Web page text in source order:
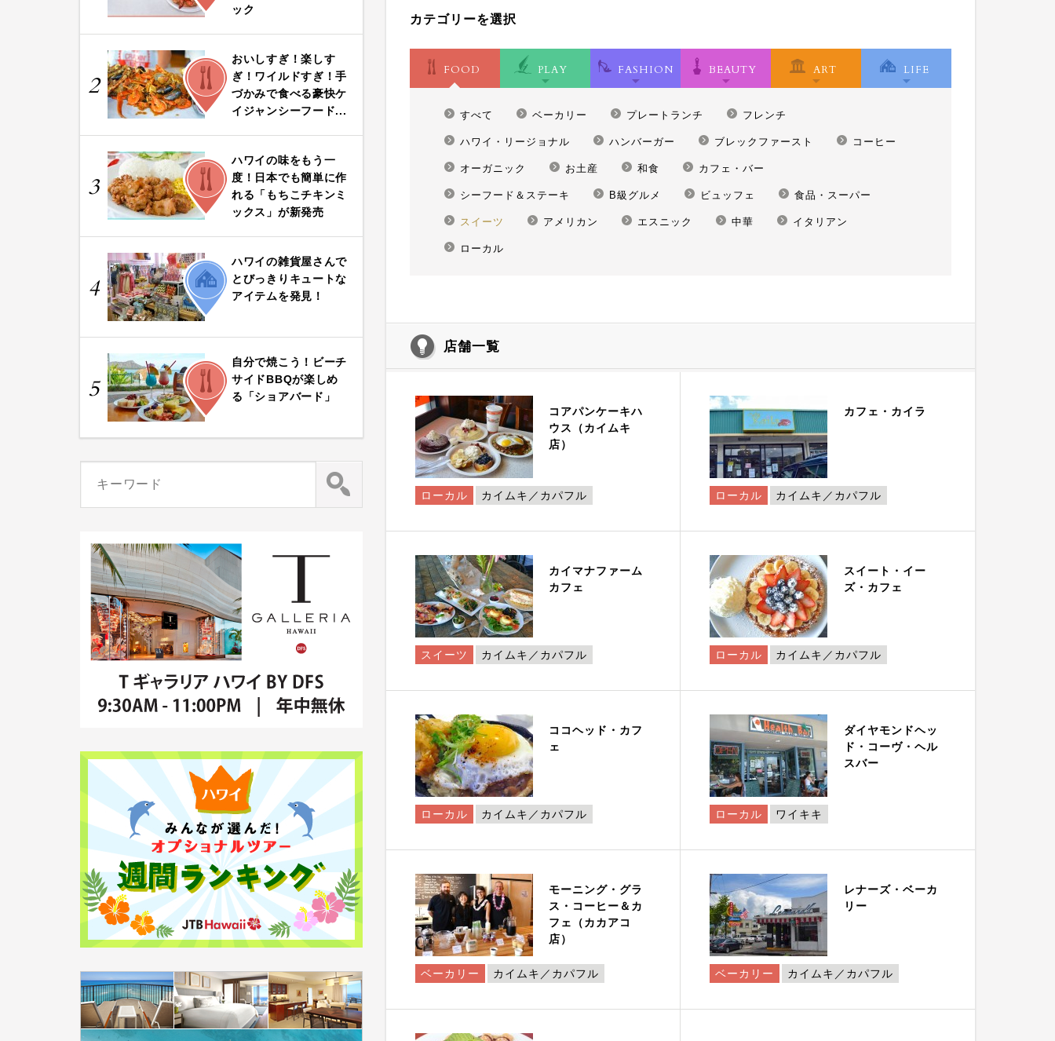
カテゴリーを選択
FOOD PLAY FASHION BEAUTY ART LIFE
すべて ベーカリー プレートランチ フレンチ
ハワイ・リージョナル ハンバーガー ブレックファースト コーヒー
オーガニック お土産 和食 カフェ・バー
シーフード＆ステーキ B級グルメ ビュッフェ 食品・スーパー
スイーツ アメリカン エスニック 中華 イタリアン
ローカル
店舗一覧
コアパンケーキハ
ウス（カイムキ
店）
ローカル カイムキ／カパフル
カフェ・カイラ
ローカル カイムキ／カパフル
カイマナファーム
カフェ
スイーツ カイムキ／カパフル
スイート・イー
ズ・カフェ
ローカル カイムキ／カパフル
ココヘッド・カフ
ェ
ローカル カイムキ／カパフル
ダイヤモンドヘッ
ド・コーヴ・ヘル
スバー
ローカル ワイキキ
モーニング・グラ
ス・コーヒー＆カ
フェ（カカアコ
店）
ベーカリー カイムキ／カパフル
レナーズ・ベーカ
リー
ベーカリー カイムキ／カパフル
ック
2
FOOD
おいしすぎ！楽しす
ぎ！ワイルドすぎ！手
づかみで食べる豪快ケ
イジャンシーフード...
3
FOOD
ハワイの味をもう一
度！日本でも簡単に作
れる「もちこチキンミ
ックス」が新発売
4
LIFE
ハワイの雑貨屋さんで
とびっきりキュートな
アイテムを発見！
5
FOOD
自分で焼こう！ビーチ
サイドBBQが楽しめ
る「ショアバード」